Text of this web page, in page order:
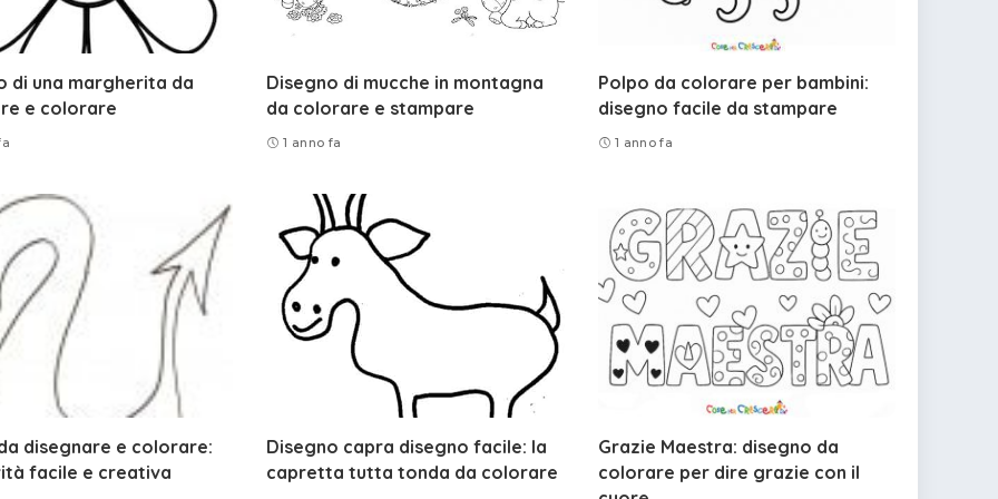
di una margherita da
e colorare
Disegno di mucche in montagna
da colorare e stampare
1 anno fa
Polpo da colorare per bambini:
disegno facile da stampare
1 anno fa
disegnare e colorare:
facile e creativa
Disegno capra disegno facile: la
capretta tutta tonda da colorare
Grazie Maestra: disegno da
colorare per dire grazie con il